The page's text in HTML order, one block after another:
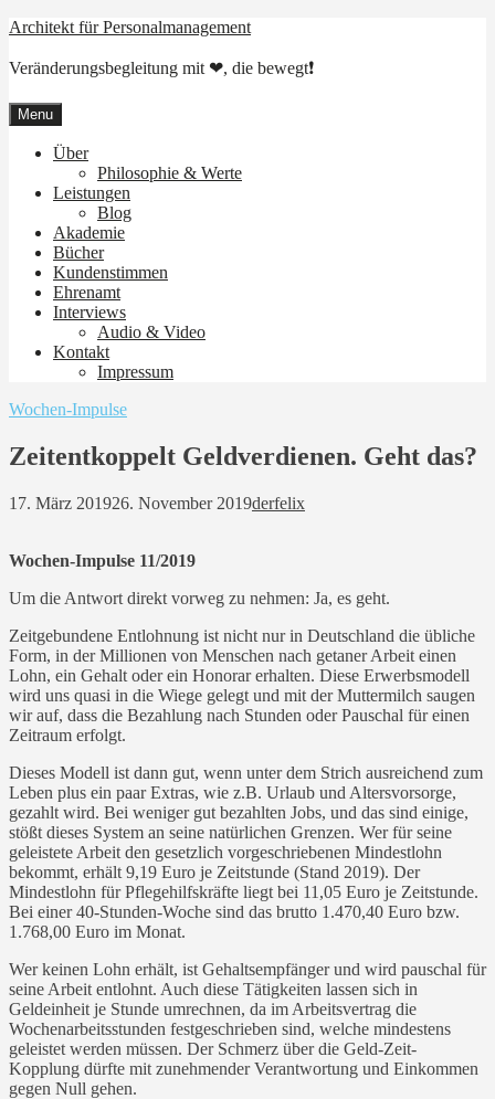
Skip
content
Architekt für Personalmanagement
Veränderungsbegleitung mit ❤, die bewegt❗
Menu
Über
Philosophie & Werte
Leistungen
Blog
Akademie
Bücher
Kundenstimmen
Ehrenamt
Interviews
Audio & Video
Kontakt
Impressum
Wochen-Impulse
Zeitentkoppelt Geldverdienen. Geht das?
17. März 201926. November 2019derfelix
Wochen-Impulse 11/2019
Um die Antwort direkt vorweg zu nehmen: Ja, es geht.
Zeitgebundene Entlohnung ist nicht nur in Deutschland die übliche
Form, in der Millionen von Menschen nach getaner Arbeit einen
Lohn, ein Gehalt oder ein Honorar erhalten. Diese Erwerbsmodell
wird uns quasi in die Wiege gelegt und mit der Muttermilch saugen
wir auf, dass die Bezahlung nach Stunden oder Pauschal für einen
Zeitraum erfolgt.
Dieses Modell ist dann gut, wenn unter dem Strich ausreichend zum
Leben plus ein paar Extras, wie z.B. Urlaub und Altersvorsorge,
gezahlt wird. Bei weniger gut bezahlten Jobs, und das sind einige,
stößt dieses System an seine natürlichen Grenzen. Wer für seine
geleistete Arbeit den gesetzlich vorgeschriebenen Mindestlohn
bekommt, erhält 9,19 Euro je Zeitstunde (Stand 2019). Der
Mindestlohn für Pflegehilfskräfte liegt bei 11,05 Euro je Zeitstunde.
Bei einer 40-Stunden-Woche sind das brutto 1.470,40 Euro bzw.
1.768,00 Euro im Monat.
Wer keinen Lohn erhält, ist Gehaltsempfänger und wird pauschal für
seine Arbeit entlohnt. Auch diese Tätigkeiten lassen sich in
Geldeinheit je Stunde umrechnen, da im Arbeitsvertrag die
Wochenarbeitsstunden festgeschrieben sind, welche mindestens
geleistet werden müssen. Der Schmerz über die Geld-Zeit-
Kopplung dürfte mit zunehmender Verantwortung und Einkommen
gegen Null gehen.